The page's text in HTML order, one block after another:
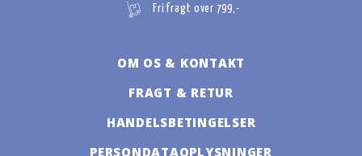
Fri fragt over 799,-
OM OS & KONTAKT
FRAGT & RETUR
HANDELSBETINGELSER
PERSONDATAOPLYSNINGER